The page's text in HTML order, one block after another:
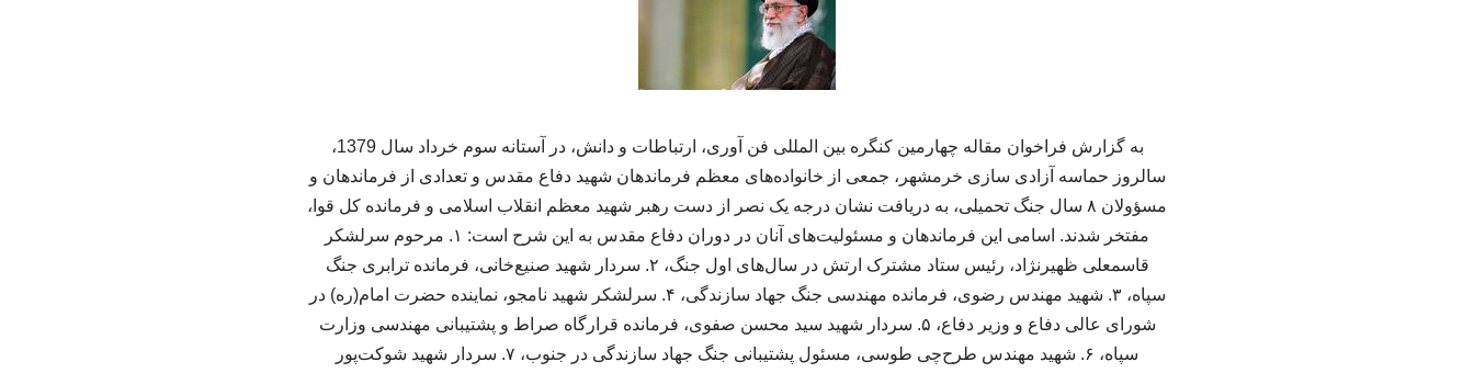
به گزارش فراخوان مقاله چهارمین کنگره بین المللی فن آوری، ارتباطات و دانش، در آستانه سوم خرداد سال 1379،
سالروز حماسه آزادی سازی خرمشهر، جمعی از خانواده‌های معظم فرماندهان شهید دفاع مقدس و تعدادی از فرماندهان و
مسؤولان ۸ سال جنگ تحمیلی، به دریافت نشان درجه یک نصر از دست رهبر شهید معظم انقلاب اسلامی و فرمانده کل قوا،
مفتخر شدند. اسامی این فرماندهان و مسئولیت‌های آنان در دوران دفاع مقدس به این شرح است: ۱. مرحوم سرلشکر
قاسمعلی ظهیرنژاد، رئیس ستاد مشترک ارتش در سال‌های اول جنگ، ۲. سردار شهید صنیع‌خانی، فرمانده ترابری جنگ
سپاه، ۳. شهید مهندس رضوی، فرمانده مهندسی جنگ جهاد سازندگی، ۴. سرلشکر شهید نامجو، نماینده حضرت امام(ره) در
شورای عالی دفاع و وزیر دفاع، ۵. سردار شهید سید محسن صفوی، فرمانده قرارگاه صراط و پشتیبانی مهندسی وزارت
سپاه، ۶. شهید مهندس طرح‌چی طوسی، مسئول پشتیبانی جنگ جهاد سازندگی در جنوب، ۷. سردار شهید شوکت‌پور